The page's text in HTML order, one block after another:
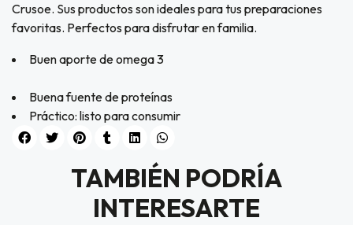
Crusoe. Sus productos son ideales para tus preparaciones
favoritas. Perfectos para disfrutar en familia.
Buen aporte de omega 3
Buena fuente de proteínas
Práctico: listo para consumir
TAMBIÉN PODRÍA
INTERESARTE